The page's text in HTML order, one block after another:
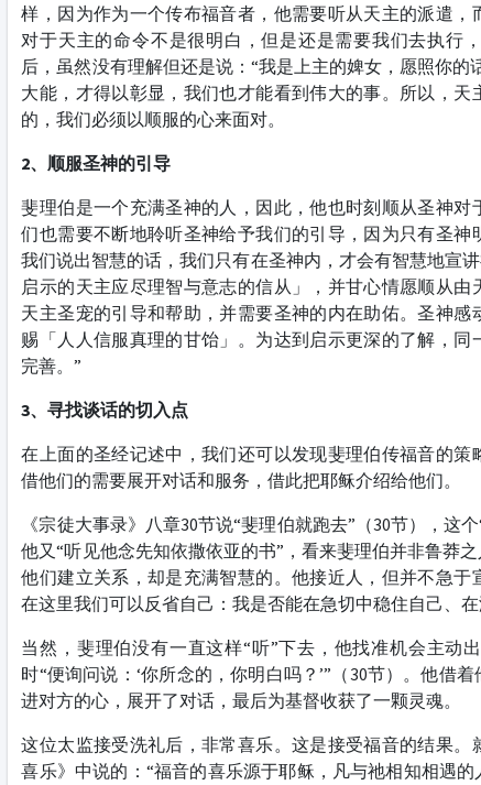
样，因为作为一个传布福音者，他需要听从天主的派遣
对于天主的命令不是很明白，但是还是需要我们去执行
后，虽然没有理解但还是说：“我是上主的婢女，愿照你
大能，才得以彰显，我们也才能看到伟大的事。所以，
的，我们必须以顺服的心来面对。
2、顺服圣神的引导
斐理伯是一个充满圣神的人，因此，他也时刻顺从圣神
们也需要不断地聆听圣神给予我们的引导，因为只有圣
我们说出智慧的话，我们只有在圣神内，才会有智慧地宣
启示的天主应尽理智与意志的信从」，并甘心情愿顺从
天主圣宠的引导和帮助，并需要圣神的内在助佑。圣神
赐「人人信服真理的甘饴」。为达到启示更深的了解，
完善。”
3、寻找谈话的切入点
在上面的圣经记述中，我们还可以发现斐理伯传福音的策
借他们的需要展开对话和服务，借此把耶稣介绍给他们。
《宗徒大事录》八章30节说“斐理伯就跑去”（30节），这
他又“听见他念先知依撒依亚的书”，看来斐理伯并非鲁莽
他们建立关系，却是充满智慧的。他接近人，但并不急
在这里我们可以反省自己：我是否能在急切中稳住自己、
当然，斐理伯没有一直这样“听”下去，他找准机会主动
时“便询问说：‘你所念的，你明白吗？’”（30节）。他借
进对方的心，展开了对话，最后为基督收获了一颗灵魂。
这位太监接受洗礼后，非常喜乐。这是接受福音的结果
喜乐》中说的：“福音的喜乐源于耶稣，凡与祂相知相遇